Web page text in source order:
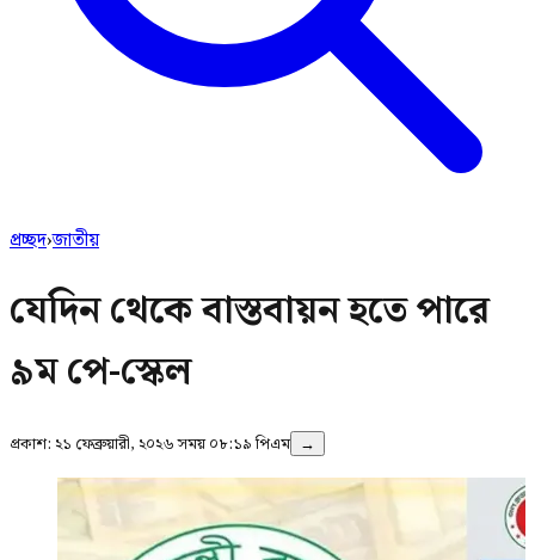
প্রচ্ছদ›জাতীয়
যেদিন থেকে বাস্তবায়ন হতে পারে
৯ম পে-স্কেল
প্রকাশ: ২১ ফেব্রুয়ারী, ২০২৬ সময় ০৮:১৯ পিএম →